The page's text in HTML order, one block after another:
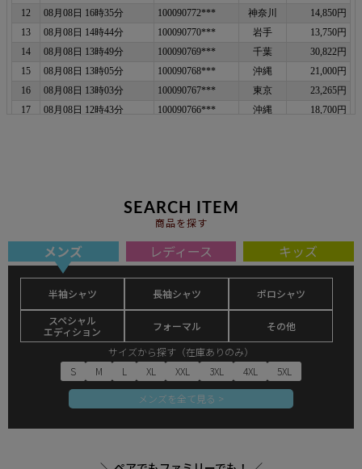
SEARCH ITEM
商品を探す
メンズ レディース キッズ
半袖シャツ 長袖シャツ
ポロシャツ
スペシャル
エディション
フォーマル
その他
サイズから探す（在庫ありのみ）
S
M L XL XXL 3XL 4XL
5XL
メンズを全て見る >